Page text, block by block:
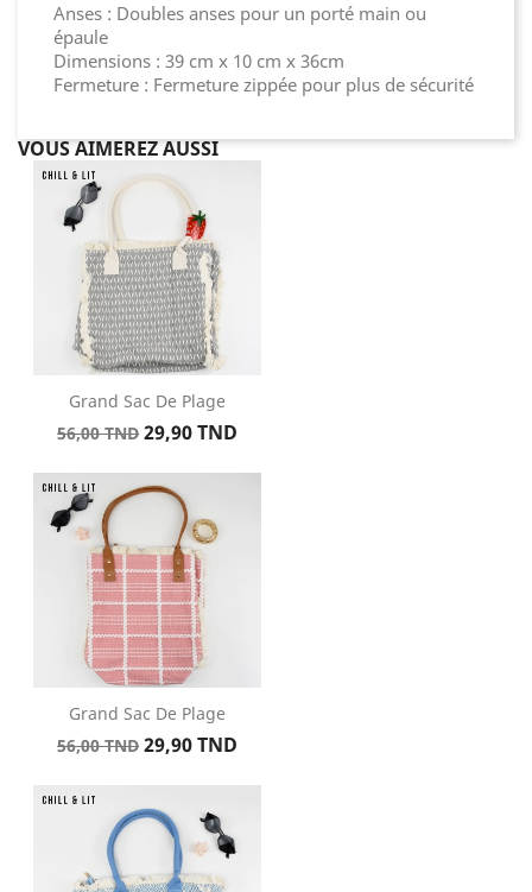
Anses : Doubles anses pour un porté main ou
épaule
Dimensions : 39 cm x 10 cm x 36cm
Fermeture : Fermeture zippée pour plus de sécurité
VOUS AIMEREZ AUSSI
Grand Sac De Plage
Prix
base
56,00 TND Prix
29,90 TND
Grand Sac De Plage
Prix
base
56,00 TND Prix
29,90 TND